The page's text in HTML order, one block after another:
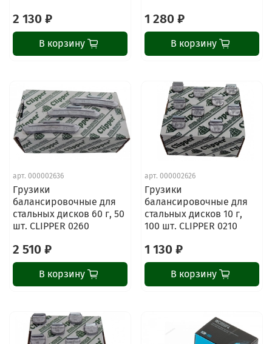
2 130 ₽
В корзину
1 280 ₽
В корзину
арт. 000002636
Грузики
балансировочные для
стальных дисков 60 г, 50
шт. CLIPPER 0260
2 510 ₽
В корзину
арт. 000002626
Грузики
балансировочные для
стальных дисков 10 г,
100 шт. CLIPPER 0210
1 130 ₽
В корзину